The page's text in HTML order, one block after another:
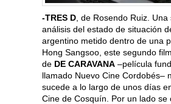
-TRES D , de Rosendo Ruiz.
análisis del estado de situación
argentino metido dentro de una
Hong Sangsoo, este segundo
de DE CARAVANA –película
llamado Nuevo Cine Cordobés–
sucede a lo largo de unos días
Cine de Cosquín. Por un lado se